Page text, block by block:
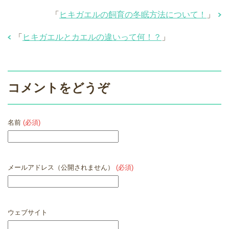
「 ヒキガエルの飼育の冬眠方法について！ 」
「 ヒキガエルとカエルの違いって何！？ 」
コメントをどうぞ
名前 (必須)
メールアドレス（公開されません） (必須)
ウェブサイト